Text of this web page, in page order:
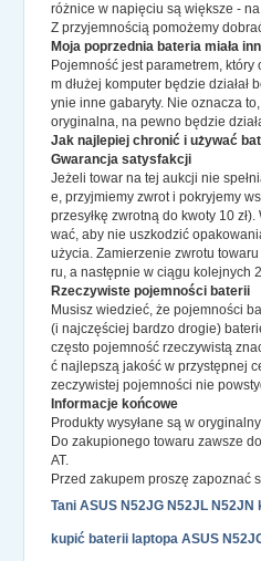
różnice w napięciu są większe -
Z przyjemnością pomożemy
Moja poprzednia bateria miała
Pojemność jest parametrem,
m dłużej komputer będzie
ynie inne gabaryty. Nie oznacza
oryginalna, na pewno będzie
Jak najlepiej chronić i używać
Gwarancja satysfakcji
Jeżeli towar na tej aukcji nie
e, przyjmiemy zwrot i pokryjemy
przesyłkę zwrotną do kwoty 10
wać, aby nie uszkodzić
użycia. Zamierzenie zwrotu
ru, a następnie w ciągu kolejnych
Rzeczywiste pojemności baterii
Musisz wiedzieć, że pojemności
(i najczęściej bardzo drogie)
często pojemność rzeczywistą
ć najlepszą jakość w przystępnej
zeczywistej pojemności nie
Informacje końcowe
Produkty wysyłane są w
Do zakupionego towaru zawsze
AT.
Przed zakupem proszę zapoznać
Tani ASUS N52JG N52JL
kupić baterii laptopa ASUS